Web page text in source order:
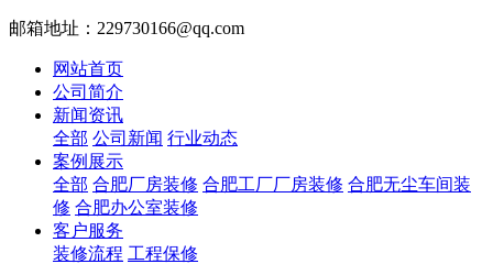
邮箱地址：229730166@qq.com
网站首页
公司简介
新闻资讯
全部 公司新闻 行业动态
案例展示
全部 合肥厂房装修 合肥工厂厂房装修 合肥无尘车间装
修 合肥办公室装修
客户服务
装修流程 工程保修